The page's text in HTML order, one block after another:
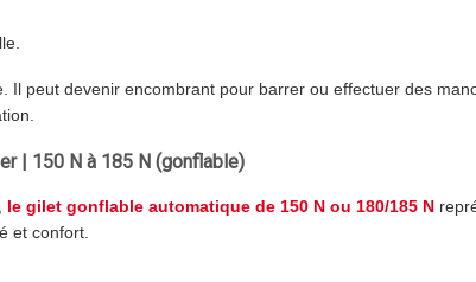
Il peut devenir encombrant pour barrer ou effectuer des
| 150 N à 185 N (gonflable)
le gilet gonflable automatique de 150 N ou 180/185 N
et confort.